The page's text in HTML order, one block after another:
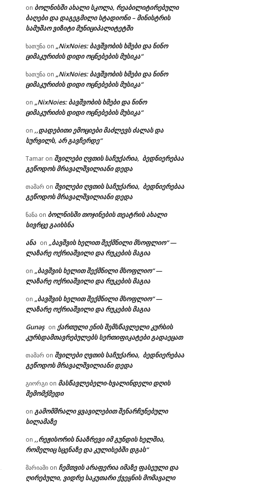
on ბოლნისში ახალი სკოლა, რეაბილიტირებული
ბაღები და დაგეგმილი სტადიონი – მინისტრის
სამუშაო ვიზიტი მუნიციპალიტეტში
ხათუნა on „NixNoies: ბავშვობის ხმები და ნინო
ციმაკურიძის დიდი ოცნებების მუსიკა“
ხათუნა on „NixNoies: ბავშვობის ხმები და ნინო
ციმაკურიძის დიდი ოცნებების მუსიკა“
on „NixNoies: ბავშვობის ხმები და ნინო
ციმაკურიძის დიდი ოცნებების მუსიკა“
on ,,დადებითი ემოციები მაძლევს ძალას და
სურვილს, არ გავჩერდე“
Tamar on შვილები ღვთის საჩუქარია, ბედნიერებაა
გეწოდოს მრავალშვილიანი დედა
თამარ on შვილები ღვთის საჩუქარია, ბედნიერებაა
გეწოდოს მრავალშვილიანი დედა
ნანა on ბოლნისში თოჯინების თეატრის ახალი
სივრცე გაიხსნა
ანა on „ბავშვის ხელით შექმნილი მსოფლიო“ —
ლაზარე ოქრიაშვილი და რუკების მაგია
on „ბავშვის ხელით შექმნილი მსოფლიო“ —
ლაზარე ოქრიაშვილი და რუკების მაგია
on „ბავშვის ხელით შექმნილი მსოფლიო“ —
ლაზარე ოქრიაშვილი და რუკების მაგია
Gunəş on ქართული ენის შემსწავლელი კურსის
კურსდამთავრებულებს სერთიფიკატები გადაეცათ
თამარ on შვილები ღვთის საჩუქარია, ბედნიერებაა
გეწოდოს მრავალშვილიანი დედა
გიორგი on მასწავლებელი-ხვალინდელი დღის
შემომქმედი
on გამომშრალი ყვავილებით შენარჩუნებული
სილამაზე
on ,,რეჟისორის ნააზრევი იმ გუნდის ხელშია,
რომელიც სცენაზე და კულისებში დგას“
მარიამი on ჩემთვის არაფერია იმაზე ფასეული და
ღირებული, ვიდრე საკუთარი ქვეყნის მომავალი